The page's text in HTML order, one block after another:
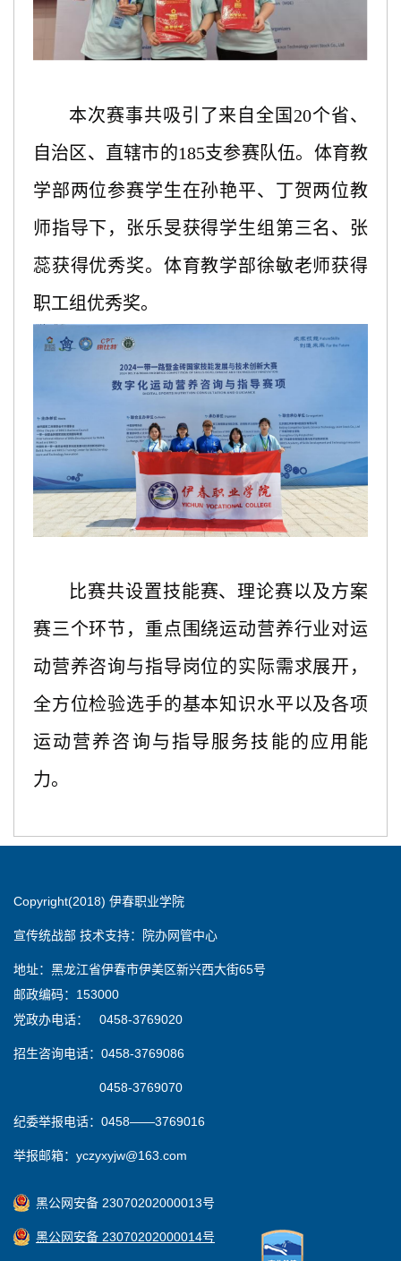
本次赛事共吸引了来自全国 20个省、
自治区、直辖市的185支参赛队伍。体育教
学部两位参赛学生在孙艳平、丁贺两位教
师指导下，张乐旻获得学生组第三名、张
蕊获得优秀奖。体育教学部徐敏老师获得
职工组优秀奖。
比赛共设置技能赛、理论赛以及方案
赛三个环节，重点围绕运动营养行业对运
动营养咨询与指导岗位的实际需求展开，
全方位检验选手的基本知识水平以及各项
运动营养咨询与指导服务技能的应用能
力。
Copyright(2018) 伊春职业学院
宣传统战部 技术支持：院办网管中心
地址：黑龙江省伊春市伊美区新兴西大街65号
邮政编码：153000
党政办电话： 0458-3769020
招生咨询电话：0458-3769086
0458-3769070
纪委举报电话：0458——3769016
举报邮箱：yczyxyjw@163.com
黑公网安备 23070202000013号
黑公网安备 23070202000014号